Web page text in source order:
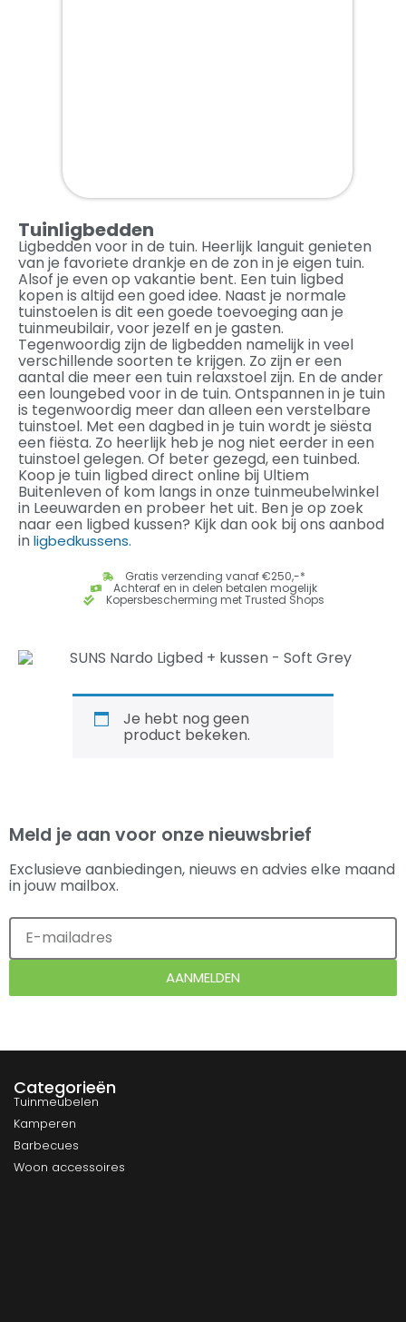
Tuinligbedden
Ligbedden voor in de tuin. Heerlijk languit genieten
van je favoriete drankje en de zon in je eigen tuin.
Alsof je even op vakantie bent. Een tuin ligbed
kopen is altijd een goed idee. Naast je normale
tuinstoelen is dit een goede toevoeging aan je
tuinmeubilair, voor jezelf en je gasten.
Tegenwoordig zijn de ligbedden namelijk in veel
verschillende soorten te krijgen. Zo zijn er een
aantal die meer een tuin relaxstoel zijn. En de ander
een loungebed voor in de tuin. Ontspannen in je tuin
is tegenwoordig meer dan alleen een verstelbare
tuinstoel. Met een dagbed in je tuin wordt je siësta
een fiësta. Zo heerlijk heb je nog niet eerder in een
tuinstoel gelegen. Of beter gezegd, een tuinbed.
Koop je tuin ligbed direct online bij Ultiem
Buitenleven of kom langs in onze tuinmeubelwinkel
in Leeuwarden en probeer het uit. Ben je op zoek
naar een ligbed kussen? Kijk dan ook bij ons aanbod
inligbedkussens.
Gratis verzending vanaf €250,-*
Achteraf en in delen betalen mogelijk
Kopersbescherming met Trusted Shops
Je hebt nog geen
product bekeken.
Meld je aan voor onze nieuwsbrief
Exclusieve aanbiedingen, nieuws en advies elke maand
in jouw mailbox.
AANMELDEN
Categorieën
Tuinmeubelen
Kamperen
Barbecues
Woon accessoires